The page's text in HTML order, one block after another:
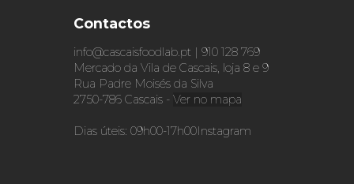
Contactos
info@cascaisfoodlab.pt | 910 128 769
Mercado da Vila de Cascais, loja 8 e 9
Rua Padre Moisés da Silva
2750-786 Cascais -Ver no mapa
Dias úteis: 09h00-17h00Instagram